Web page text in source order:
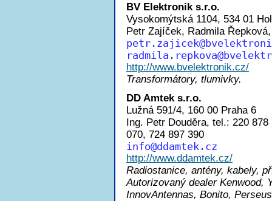
BV Elektronik s.r.o.
Vysokomýtská 1104, 534 01
Petr Zajíček, Radmila
petr.zajice
radmila.repkov
http://www.bvelektronik.cz/
Transformátory, tlumivky.
DD Amtek s.r.o.
Lužná 591/4, 160 00 Praha 6
Ing. Petr Douděra, tel.: 220
070, 724 897 390
info@ddamtek.cz
http://www.ddamtek.cz/
Radiostanice, antény, kabely,
Autorizovaný dealer Kenwood,
InnovAntennas, Bonito,